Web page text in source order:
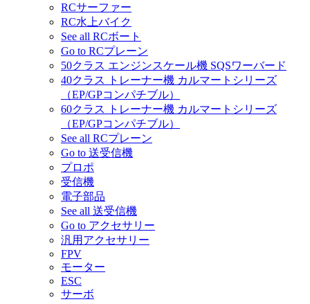
RCサーファー
RC水上バイク
See all RCボート
Go to RCプレーン
50クラス エンジンスケール機 SQSワーバード
40クラス トレーナー機 カルマートシリーズ
（EP/GPコンパチブル）
60クラス トレーナー機 カルマートシリーズ
（EP/GPコンパチブル）
See all RCプレーン
Go to 送受信機
プロポ
受信機
電子部品
See all 送受信機
Go to アクセサリー
汎用アクセサリー
FPV
モーター
ESC
サーボ